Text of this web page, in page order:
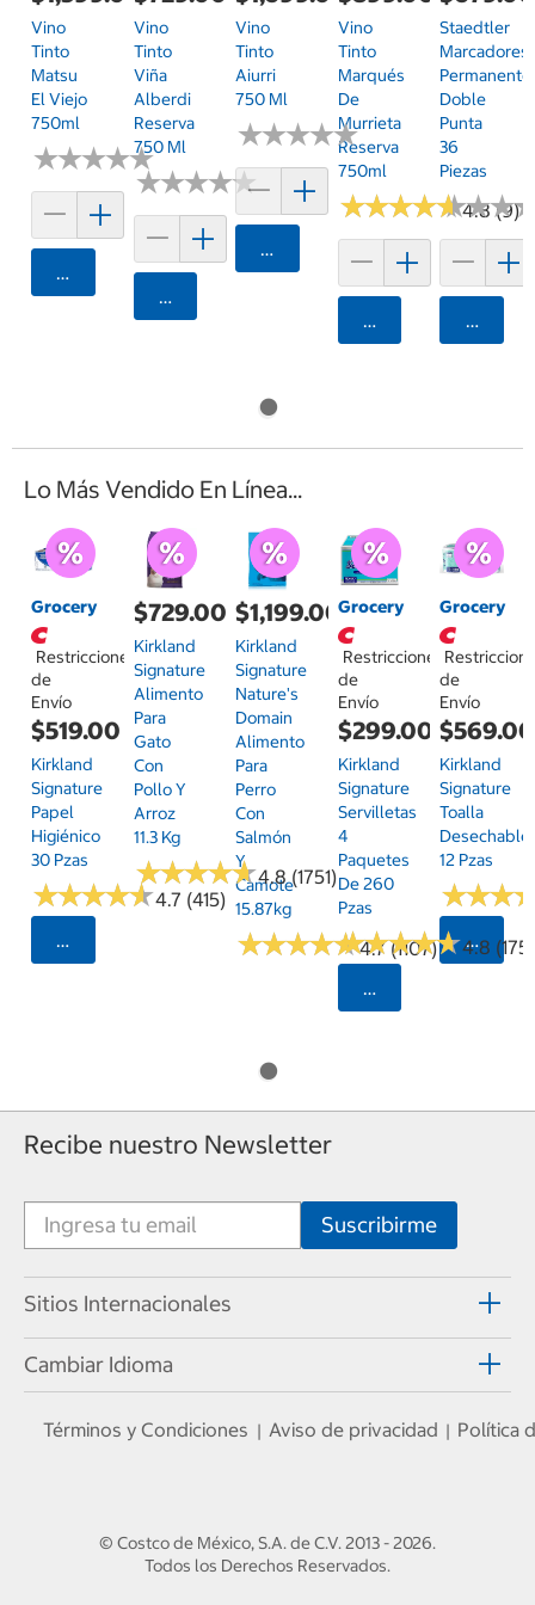
Vino
Tinto
Matsu
El Viejo
750ml
★★★★★
★★★★★
Agregar
Vino
Tinto
Viña
Alberdi
Reserva
750 Ml
★★★★★
★★★★★
Agregar
Vino
Tinto
Aiurri
750 Ml
★★★★★
★★★★★
Agregar
Vino
Tinto
Marqués
De
Murrieta
Reserva
750ml
★★★★★
★★★★★4.8 (9)
Agregar
Staedtler
Marcadores
Doble
Punta
36
Piezas
★★★
★★★
Lo Más Vendido En Línea...
Grocery
Restricciones
de
Envío
$519.00
Kirkland
Signature
Papel
Higiénico
30 Pzas
★★★★★
★★★★★4.7 (415)
Seleccionar Código Postal
$729.00
Kirkland
Signature
Alimento
Para
Gato
Con
Pollo Y
Arroz
11.3 Kg
★★★★★
★★★★★4.8 (1751)
$1,199.00
Kirkland
Signature
Nature's
Domain
Alimento
Para
Perro
Con
Salmón
Y
Camote
15.87kg
★★★★★
★★★★★4.7 (1107)
Grocery
Restricciones
de
Envío
$299.00
Kirkland
Signature
Servilletas
4
Paquetes
De 260
Pzas
★★★★★
★★★★★4.8 (175)
Seleccionar
Grocery
de
Envío
$569.00
Kirkland
Signature
Toalla
Desechable
12 Pzas
★★★
★★★
Recibe nuestro Newsletter
Sitios Internacionales
Cambiar Idioma
Términos y Condiciones | Aviso de privacidad | Política
© Costco de México, S.A. de C.V.2013 - 2026.
Todos los Derechos Reservados.